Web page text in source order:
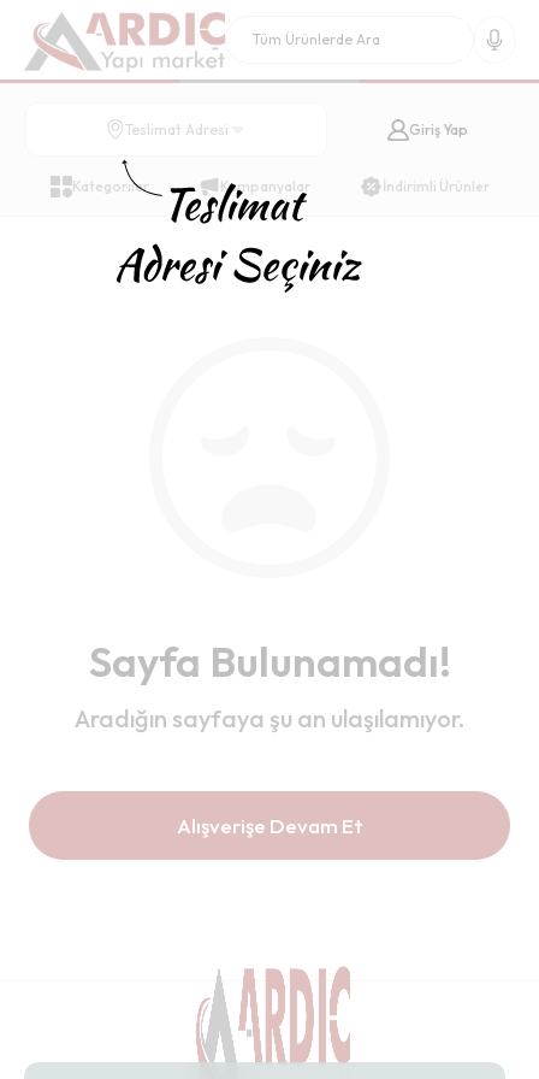
Teslimat Adresi Giriş Yap
Kategoriler Kampanyalar İndirimli Ürünler
Sayfa Bulunamadı!
Aradığın sayfaya şu an ulaşılamıyor.
Alışverişe Devam Et